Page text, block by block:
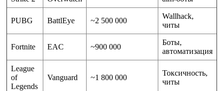
PUBG BattlEye ~2 500 000
Wallhack,
читы
Fortnite EAC ~900 000
Боты,
автоматизация
League
of
Legends
Vanguard ~1 800 000
Токсичность,
читы